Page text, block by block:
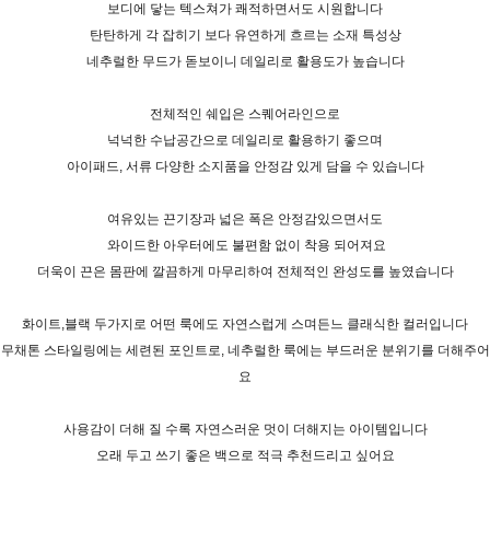
보디에 닿는 텍스쳐가 쾌적하면서도 시원합니다
탄탄하게 각 잡히기 보다 유연하게 흐르는 소재 특성상
네추럴한 무드가 돋보이니 데일리로 활용도가 높습니다
전체적인 쉐입은 스퀘어라인으로
넉넉한 수납공간으로 데일리로 활용하기 좋으며
아이패드, 서류 다양한 소지품을 안정감 있게 담을 수 있습니다
여유있는 끈기장과 넓은 폭은 안정감있으면서도
와이드한 아우터에도 불편함 없이 착용 되어져요
더욱이 끈은 몸판에 깔끔하게 마무리하여 전체적인 완성도를 높였습니다
화이트,블랙 두가지로 어떤 룩에도 자연스럽게 스며든느 클래식한 컬러입니다
무채톤 스타일링에는 세련된 포인트로, 네추럴한 룩에는 부드러운 분위기를 더해주어
요
사용감이 더해 질 수록 자연스러운 멋이 더해지는 아이템입니다
오래 두고 쓰기 좋은 백으로 적극 추천드리고 싶어요